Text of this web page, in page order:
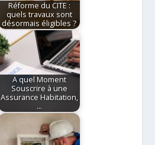
Réforme du CITE :
quels travaux sont
désormais éligibles ?
A quel Moment
Souscrire à une
Assurance Habitation,
…